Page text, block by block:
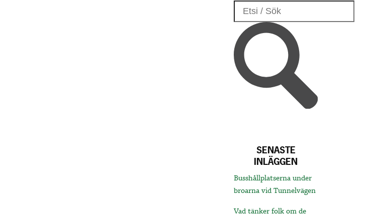
SENASTE
INLÄGGEN
Busshållplatserna under
broarna vid Tunnelvägen
Vad tänker folk om de